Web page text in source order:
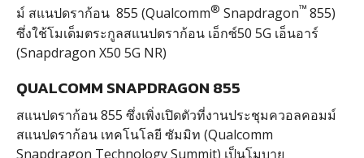
ม์ สแนปดราก้อน 855 (Qualcomm® Snapdragon™ 855)
ซึ่งใช้โมเด็มตระกูลสแนปดราก้อน เอ็กซ์50 5G เอ็นอาร์
(Snapdragon X50 5G NR)
QUALCOMM SNAPDRAGON 855
สแนปดราก้อน 855 ซึ่งเพิ่งเปิดตัวที่งานประชุมควอลคอมม์
สแนปดราก้อน เทคโนโลยี ซัมมิท (Qualcomm
Snapdragon Technology Summit) เป็นโมบาย